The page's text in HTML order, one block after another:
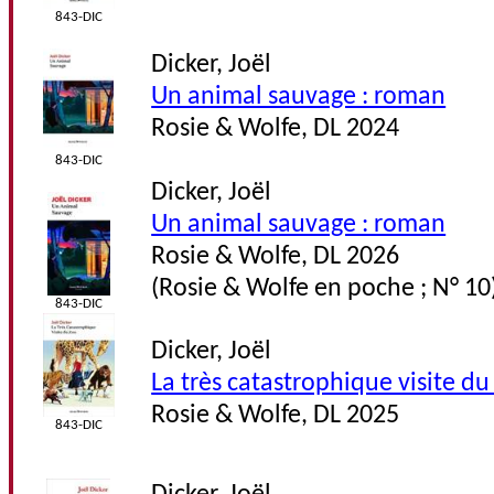
843-DIC
843-DIC
Dicker, Joël
Un animal sauvage : roman
Rosie & Wolfe, DL 2024
843-DIC
Dicker, Joël
Un animal sauvage : roman
Rosie & Wolfe, DL 2026
(Rosie & Wolfe en poche ; N°
843-DIC
Dicker, Joël
La très catastrophique visite
Rosie & Wolfe, DL 2025